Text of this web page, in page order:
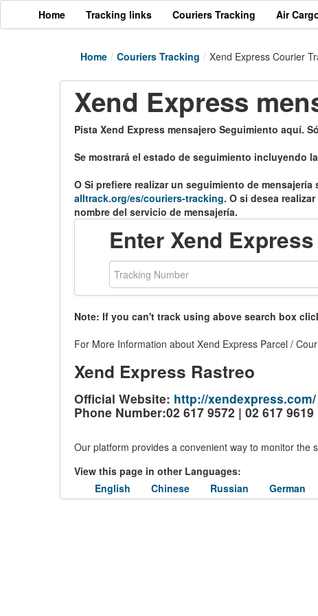
Home Tracking links Couriers Tracking Air
Home / Couriers Tracking / Xend Express Courier
Xend Express
Pista Xend Express mensajero Seguimiento aquí.
Se mostrará el estado de seguimiento incluyendo
O Si prefiere realizar un seguimiento de
alltrack.org/es/couriers-tracking. O si desea
nombre del servicio de mensajería.
Enter Xend
Note: If you can't track using above search box
For More Information about Xend Express Parcel /
Xend Express Rastreo
Official Website: http://xendexpress.com/
Phone Number:02 617 9572 | 02 617 9619
Our platform provides a convenient way to monitor the
View this page in other Languages:
English
Chinese Russian German